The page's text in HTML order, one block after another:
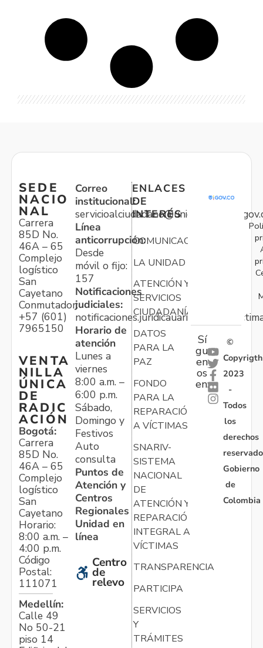
SEDE
NACIO
NAL
Carrera
85D No.
46A – 65
Complejo
logístico
San
Cayetano
Conmutador:
+57 (601)
7965150
VENTA
NILLA
ÚNICA
DE
RADIC
ACIÓN
Bogotá:
Carrera
85D No.
46A – 65
Complejo
logístico
San
Cayetano
Horario:
8:00 a.m. –
4:00 p.m.
Código
Postal:
111071
Medellín:
Calle 49
No 50-21
piso 14
Correo
institucional:
Línea
anticorrupción:
Desde
móvil o fijo:
157
Notificaciones
judiciales:
Horario de
atención
Lunes a
viernes
8:00 a.m. –
6:00 p.m.
Sábado,
Domingo y
Festivos
Auto
consulta
Puntos de
Atención y
Centros
Regionales
Unidad en
línea
Centro
de
relevo
ENLACES
DE
INTERÉS
COMUNICACIONES
LA UNIDAD
ATENCIÓN Y
SERVICIOS
CIUDADANÍA
DATOS
PARA LA
PAZ
FONDO
PARA LA
REPARACIÓN
A VÍCTIMAS
SNARIV-
SISTEMA
NACIONAL
DE
ATENCIÓN Y
REPARACIÓN
INTEGRAL A
VÍCTIMAS
TRANSPARENCIA
PARTICIPA
SERVICIOS
Y
TRÁMITES
Sí
gu
en
os
en:
©
Copyrigth
2023
-
Todos
los
derechos
Gobierno
de
Colombia